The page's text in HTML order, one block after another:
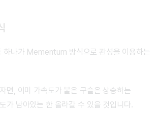
하나가 Mementum 방식으로 관성을 이용하는
면, 이미 가속도가 붙은 구슬은 상승하는
가 남아있는 한 올라갈 수 있을 것입니다.